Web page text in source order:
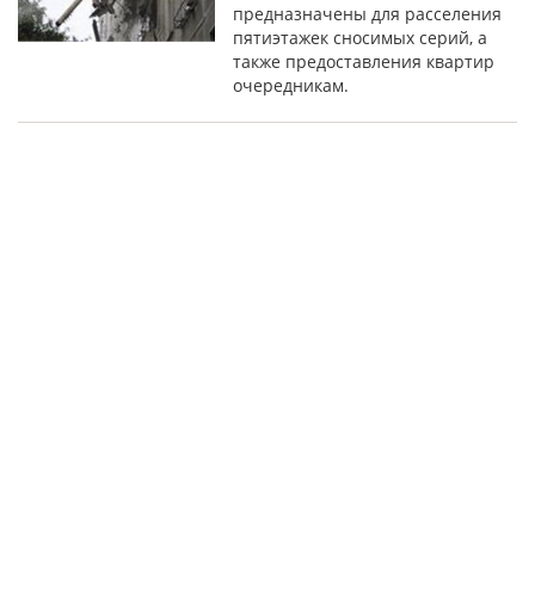
предназначены для расселения
пятиэтажек сносимых серий, а
также предоставления квартир
очередникам.